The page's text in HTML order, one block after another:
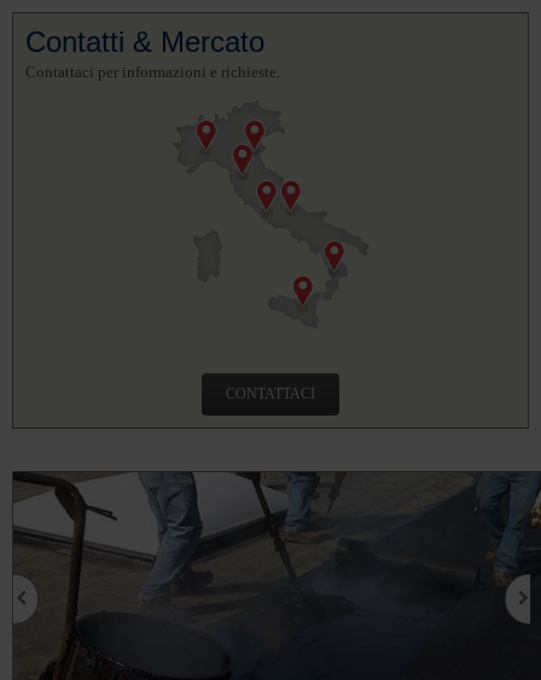
Contatti & Mercato
Contattaci per informazioni e richieste.
CONTATTACI